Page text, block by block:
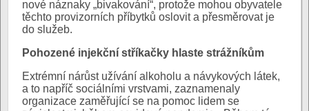
nové náznaky „bivakování“, protože mohou obyvatele
těchto provizorních příbytků oslovit a přesměrovat je
do služeb.
Pohozené injekční stříkačky hlaste strážníkům
Extrémní nárůst užívání alkoholu a návykových látek,
a to napříč sociálními vrstvami, zaznamenaly
organizace zaměřující se na pomoc lidem se